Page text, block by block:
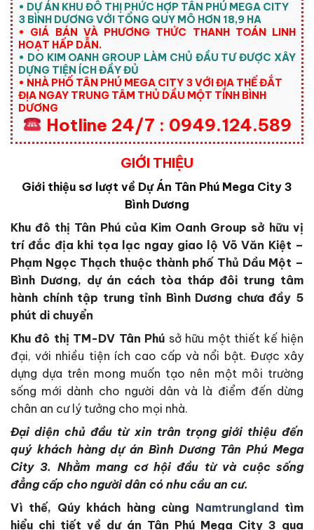
• DỰ ÁN KHU ĐÔ THỊ PHỨC HỢP TÂN PHÚ MEGA CITY
3 BÌNH DƯƠNG VỚI TỔNG QUY MÔ HƠN 18,9 HA
• GIÁ BÁN VÀ PHƯƠNG THỨC THANH TOÁN LINH
HOẠT HẤP DẪN.
• DO KIM OANH GROUP LÀM CHỦ ĐẦU TƯ ĐƯỢC XÂY
DỰNG TIỆN ÍCH ĐẦY ĐỦ
• NHÀ PHỐ TÂN PHÚ MEGA CITY 3 VỚI ĐỊA THẾ ĐẮT
ĐỊA NGAY TRUNG TÂM THỦ DẦU MỘT TỈNH BÌNH
DƯƠNG
Hotline 24/7 : 0949.124.589
GIỚI THIỆU
Giới thiệu sơ lượt về Dự Án Tân Phú Mega City 3
Bình Dương
Khu đô thị Tân Phú của Kim Oanh Group sở hữu vị
trí đắc địa khi tọa lạc ngay giao lộ Võ Văn Kiệt –
Phạm Ngọc Thạch thuộc thành phố Thủ Dầu Một –
Bình Dương, dự án cách tòa tháp đôi trung tâm
hành chính tập trung tỉnh Bình Dương chưa đầy 5
phút di chuyển
Khu đô thị TM-DV Tân Phú sở hữu một thiết kế hiện
đại, với nhiều tiện ích cao cấp và nổi bật. Được xây
dựng dựa trên mong muốn tạo nên một môi trường
sống mới dành cho người dân và là điểm đến dừng
chân an cư lý tưởng cho mọi nhà.
Đại diện chủ đầu từ xin trân trọng giới thiệu đến
quý khách hàng dự án Bình Dương Tân Phú Mega
City 3. Nhằm mang cơ hội đầu từ và cuộc sống
đẳng cấp cho người dân có nhu cầu an cư.
Vì thế, Qúy khách hàng cùng Namtrungland tìm
hiểu chi tiết về dự án Tân Phú Mega City 3 qua